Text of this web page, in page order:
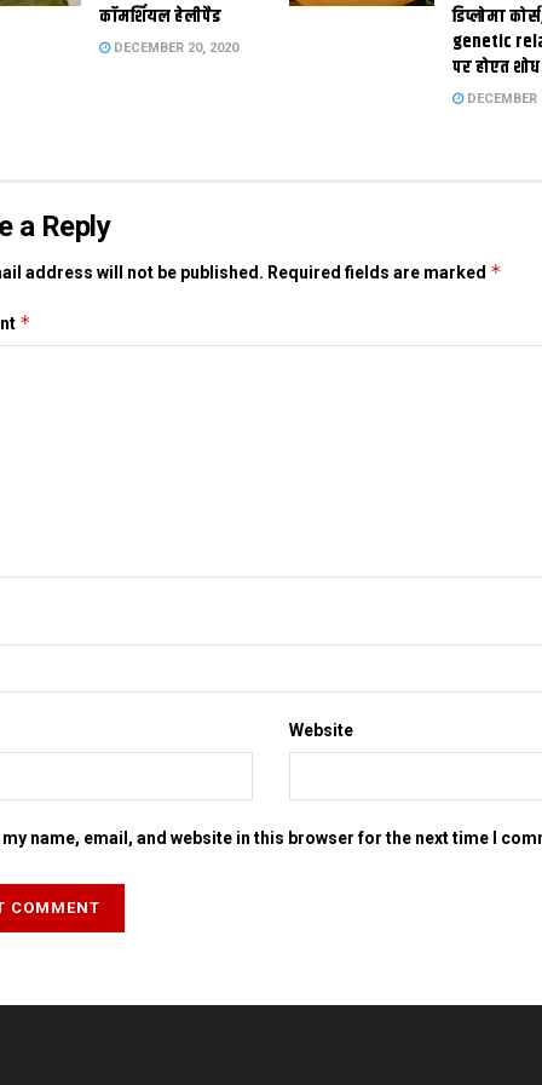
कॉमर्शियल हेलीपैड
DECEMBER 20, 2020
डिप्लोमा
genetic
पर होएत शोध
DECEMBER
a Reply
address will not be published. Required fields are marked *
*
Website
my name, email, and website in this browser for the next time I